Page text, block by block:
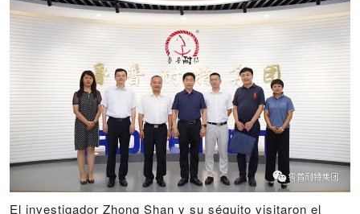
El investigador Zhong Shan y su séquito visitaron el